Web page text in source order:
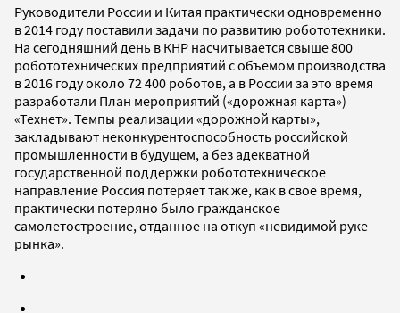
Руководители России и Китая практически одновременно
в 2014 году поставили задачи по развитию робототехники.
На сегодняшний день в КНР насчитывается свыше 800
робототехнических предприятий с объемом производства
в 2016 году около 72 400 роботов, а в России за это время
разработали План мероприятий («дорожная карта»)
«Технет». Темпы реализации «дорожной карты»,
закладывают неконкурентоспособность российской
промышленности в будущем, а без адекватной
государственной поддержки робототехническое
направление Россия потеряет так же, как в свое время,
практически потеряно было гражданское
самолетостроение, отданное на откуп «невидимой руке
рынка».